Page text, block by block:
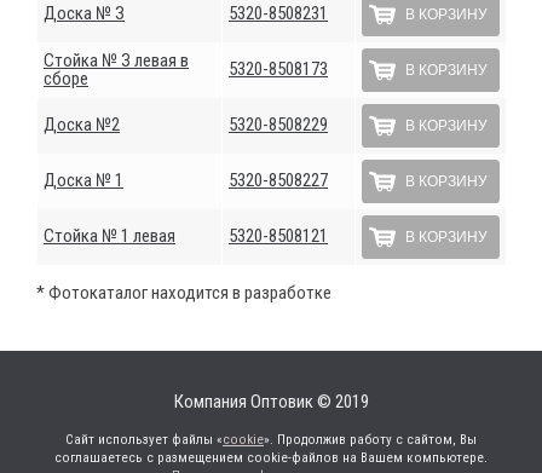
Доска № З 5320-8508231 В КОРЗИНУ
Стойка № З левая в
сборе
5320-8508173 В КОРЗИНУ
Доска №2 5320-8508229 В КОРЗИНУ
Доска № 1 5320-8508227 В КОРЗИНУ
Стойка № 1 левая 5320-8508121 В КОРЗИНУ
* Фотокаталог находится в разработке
Компания Оптовик © 2019
Сайт использует файлы «cookie». Продолжив работу с сайтом, Вы
соглашаетесь с размещением cookie-файлов на Вашем компьютере.